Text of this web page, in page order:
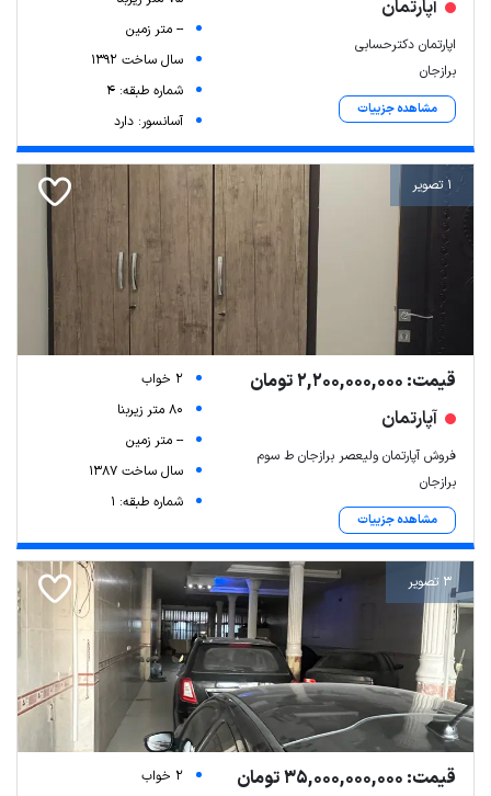
آپارتمان
اپارتمان دکترحسابی
برازجان
مشاهده جزییات
-- متر زمین
سال ساخت 1392
شماره طبقه: 4
آسانسور: دارد
1 تصویر
قیمت: 2,200,000,000 تومان
آپارتمان
فروش آپارتمان ولیعصر برازجان ط سوم
برازجان
مشاهده جزییات
2 خواب
80 متر زیربنا
-- متر زمین
سال ساخت 1387
شماره طبقه: 1
3 تصویر
قیمت: 35,000,000,000 تومان
2 خواب